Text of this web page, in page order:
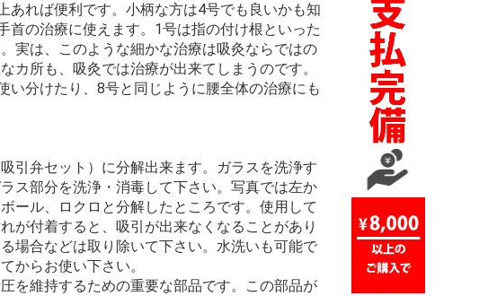
あれば便利です。小柄な方は4号でも良いかも知
首の治療に使えます。1号は指の付け根といった
実は、このような細かな治療は吸灸ならではの
カ所も、吸灸では治療が出来てしまうのです。
い分けたり、8号と同じように腰全体の治療にも
引弁セット）に分解出来ます。ガラスを洗浄す
ス部分を洗浄・消毒して下さい。写真では左か
ール、ロクロと分解したところです。使用して
が付着すると、吸引が出来なくなることがあり
場合などは取り除いて下さい。水洗いも可能で
からお使い下さい。
を維持するための重要な部品です。この部品が